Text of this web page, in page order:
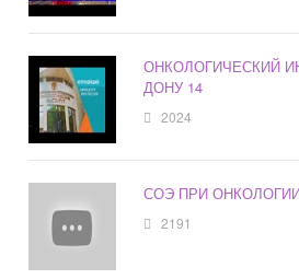
ОНКОЛОГИЧЕСКИЙ
ДОНУ 14
2024
СОЭ ПРИ
2191